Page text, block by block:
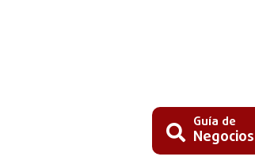
Guía de